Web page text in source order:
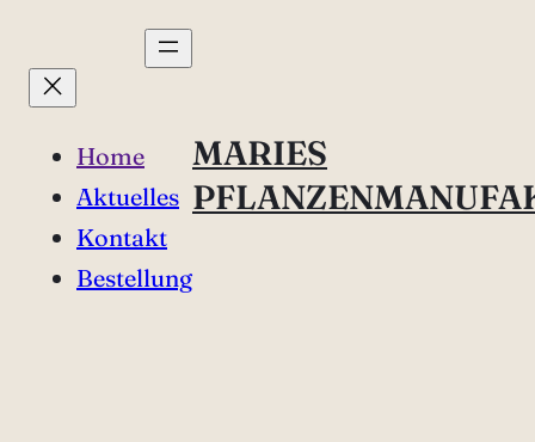
Inhalt
wechseln
Home
Aktuelles
Kontakt
Bestellung
MARIES